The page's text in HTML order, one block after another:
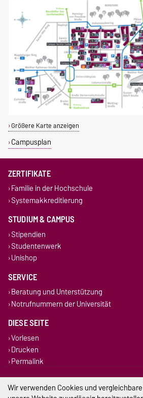
Größere Karte anzeigen
Campusplan
ZERTIFIKATE
Familie in der Hochschule
Systemakkreditierung
STUDIUM & CAMPUS
Stipendien
Studentenwerk
Unishop
SERVICE
Beratung und Unterstützung
Notrufnummern der Universität
DIESE SEITE
Vorlesen
Drucken
Permalink
Impressum
Wir verwenden Cookies und